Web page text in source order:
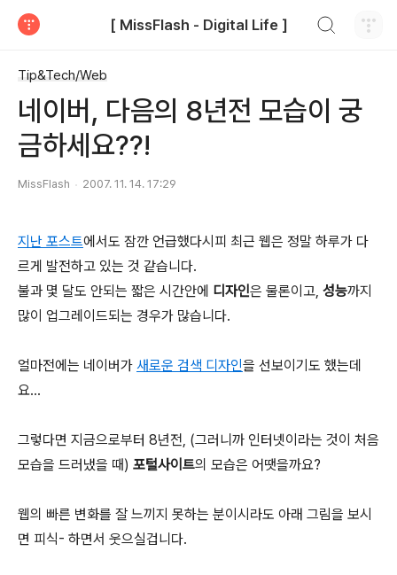
[ MissFlash - Digital Life ]
Tip&Tech/Web
네이버, 다음의 8년전 모습이 궁
금하세요??!
MissFlash 2007. 11. 14. 17:29
지난 포스트에서도 잠깐 언급했다시피 최근 웹은 정말 하루가 다
르게 발전하고 있는 것 같습니다.
불과 몇 달도 안되는 짧은 시간안에 디자인은 물론이고, 성능까지
많이 업그레이드되는 경우가 많습니다.
얼마전에는 네이버가 새로운 검색 디자인을 선보이기도 했는데
요...
그렇다면 지금으로부터 8년전, (그러니까 인터넷이라는 것이 처음
모습을 드러냈을 때) 포털사이트의 모습은 어땟을까요?
웹의 빠른 변화를 잘 느끼지 못하는 분이시라도 아래 그림을 보시
면 피식- 하면서 웃으실겁니다.